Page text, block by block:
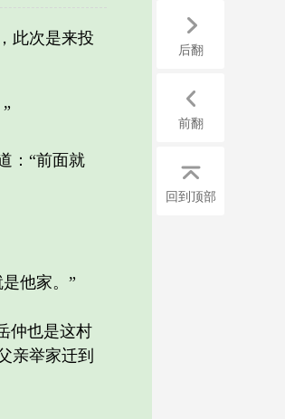
此次是来投
：“前面就
他家。”
仲也是这村
亲举家迁到
后翻
前翻
回到顶部